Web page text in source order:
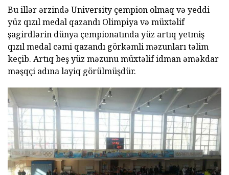
Bu illər ərzində University çempion olmaq və yeddi
yüz qızıl medal qazandı Olimpiya və müxtəlif
şagirdlərin dünya çempionatında yüz artıq yetmiş
qızıl medal cəmi qazandı görkəmli məzunları təlim
keçib. Artıq beş yüz məzunu müxtəlif idman əməkdar
məşqçi adına layiq görülmüşdür.